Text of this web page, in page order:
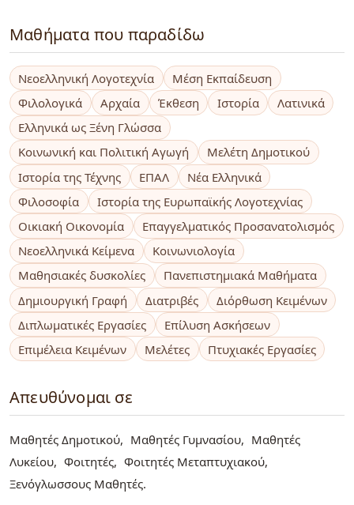
Μαθήματα που παραδίδω
Νεοελληνική Λογοτεχνία
Μέση Εκπαίδευση
Φιλολογικά
Αρχαία Έκθεση Ιστορία
Λατινικά
Ελληνικά ως Ξένη Γλώσσα
Κοινωνική και Πολιτική Αγωγή
Μελέτη Δημοτικού
Ιστορία της Τέχνης
ΕΠΑΛ
Νέα Ελληνικά
Φιλοσοφία
Ιστορία της Ευρωπαϊκής Λογοτεχνίας
Οικιακή Οικονομία
Επαγγελματικός Προσανατολισμός
Νεοελληνικά Κείμενα
Κοινωνιολογία
Μαθησιακές δυσκολίες
Πανεπιστημιακά Μαθήματα
Δημιουργική Γραφή
Διατριβές
Διόρθωση Κειμένων
Διπλωματικές Εργασίες
Επίλυση Ασκήσεων
Επιμέλεια Κειμένων
Μελέτες Πτυχιακές Εργασίες
Απευθύνομαι σε
Μαθητές Δημοτικού Μαθητές Γυμνασίου
Μαθητές
Λυκείου
Φοιτητές
Φοιτητές Μεταπτυχιακού
Ξενόγλωσσους Μαθητές